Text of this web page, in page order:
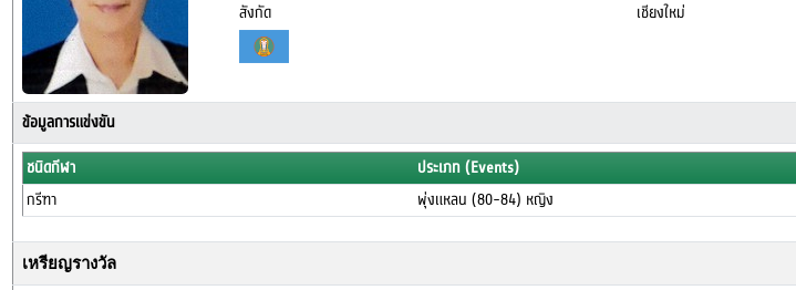
สังกัด
เชียงใหม่
ข้อมูลการแข่งขัน
ชนิดกีฬา
ประเภท (Events)
กรีฑา
พุ่งแหลน (80-84) หญิง
เหรียญรางวัล